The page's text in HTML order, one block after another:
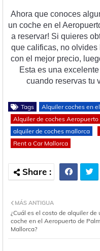
Ahora que conoces al
un coche en el Aeropu
a reservar! Si quieres ob
que cal ificas, no olvides
con el mejor precio, ue
Esta es una excel ente
cuando reservas tu
Tags
Alquiler coches en
Alquiler de coches Aeropuerto
alquiler de coches mallorca
Rent a Car Mallorca
MÁS ANTIGUA
¿Cuál es el costo de alquiler de
coche en el Aeropuerto de
Mallorca?